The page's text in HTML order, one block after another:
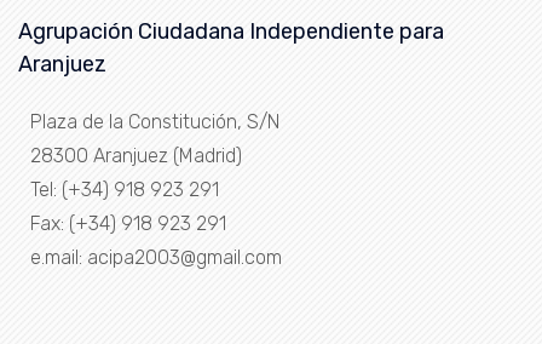
Agrupación Ciudadana Independiente para
Aranjuez
Plaza de la Constitución, S/N
28300 Aranjuez (Madrid)
Tel: (+34) 918 923 291
Fax: (+34) 918 923 291
e.mail: acipa2003@gmail.com